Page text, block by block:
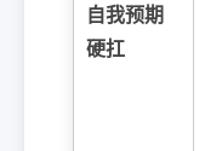
自我预期
硬扛